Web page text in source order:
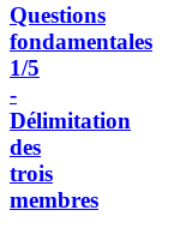
Questions
fondamentales
1/5
-
Délimitation
des
trois
membres